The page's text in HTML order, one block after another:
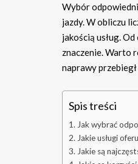
Wybór
jazdy. W obliczu
jakością usług.
znaczenie. Warto
naprawy
Spis treści
Jak wybrać
Jakie usługi
Jakie są